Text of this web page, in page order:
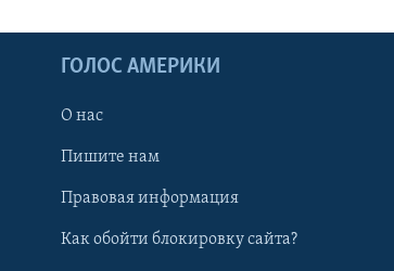
ГОЛОС АМЕРИКИ
О нас
Пишите нам
Правовая информация
Как обойти блокировку сайта?